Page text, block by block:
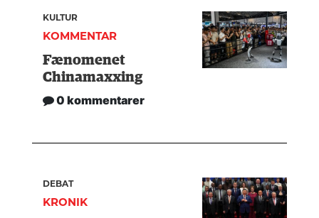
KULTUR
KOMMENTAR
Fænomenet
Chinamaxxing
0 kommentarer
DEBAT
KRONIK